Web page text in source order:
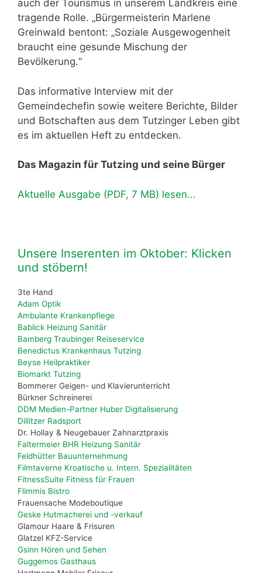
auch der Tourismus in unserem Landkreis eine
tragende Rolle. „Bürgermeisterin Marlene
Greinwald bentont: „Soziale Ausgewogenheit
braucht eine gesunde Mischung der
Bevölkerung.“
Das informative Interview mit der
Gemeindechefin sowie weitere Berichte, Bilder
und Botschaften aus dem Tutzinger Leben gibt
es im aktuellen Heft zu entdecken.
Das Magazin für Tutzing und seine Bürger
Aktuelle Ausgabe (PDF, 7 MB) lesen…
Unsere Inserenten im Oktober: Klicken
und stöbern!
3te Hand
Adam Optik
Ambulante Krankenpflege
Bablick Heizung Sanitär
Bamberg Traubinger Reiseservice
Benedictus Krankenhaus Tutzing
Beyse Heilpraktiker
Biomarkt Tutzing
Bommerer Geigen- und Klavierunterricht
Bürkner Schreinerei
DDM Medien-Partner Huber Digitalisierung
Dillitzer Radsport
Dr. Hollay & Neugebauer Zahnarztpraxis
Faltermeier BHR Heizung Sanitär
Feldhütter Bauunternehmung
Filmtaverne Kroatische u. Intern. Spezialitäten
FitnessSuite Fitness für Frauen
Flimmis Bistro
Frauensache Modeboutique
Geske Hutmacherei und -verkauf
Glamour Haare & Frisuren
Glatzel KFZ-Service
Gsinn Hören und Sehen
Guggemos Gasthaus